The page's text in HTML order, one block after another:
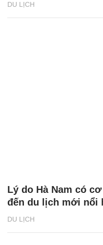
DU LỊCH
DU LỊCH
Lý do Hà Nam có
đến du lịch mới nổi